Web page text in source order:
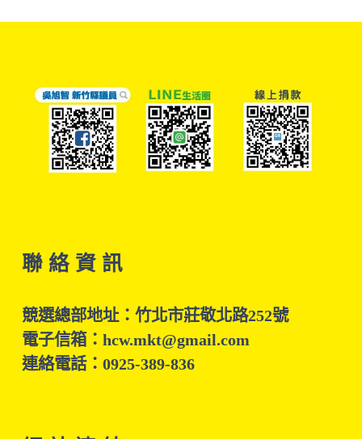
聯 絡 資 訊
競選總部地址：竹北市莊敬北路252號
電子信箱：hcw.mkt@gmail.com
連絡電話：0925-389-836